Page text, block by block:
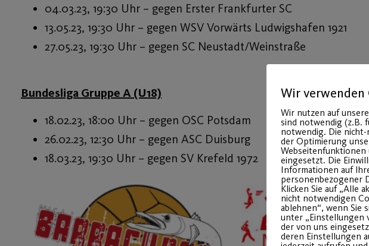
04.03.23, 19:30 Uhr – gegen Erster Frankfurter SC
13.05.23, 19:30 Uhr – gegen WSV Vorwärts Ludwigshafen 1921
27.05.23, 19:30 Uhr – gegen SC Neustadt/Weinstraße
Bundesliga Gruppe A (U18)
18.02.23, 18:00 Uhr – gegen OSC Potsdam
26.02.23, 12:30 Uhr – gegen ASC Duisburg
18.03.23, 19:30 Uhr – gegen SV Krefeld 1972
Wir verwenden
Wir nutzen auf
sind notwendig (z.B.
notwendig. Die
der Optimierung
eingesetzt. Die
Informationen auf
personenbezogener
Klicken Sie auf „Alle
nicht notwendigen
ablehnen“, wenn Sie
unter „Einstellungen
der von uns
deren Einstellungen